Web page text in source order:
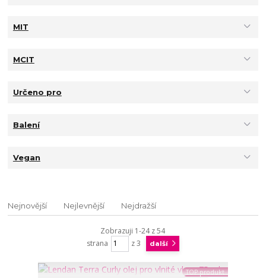
MIT
MCIT
Určeno pro
Balení
Vegan
Nejnovější Nejlevnější Nejdražší
Zobrazuji 1-24 z 54
strana
z 3 další
TOP produkt